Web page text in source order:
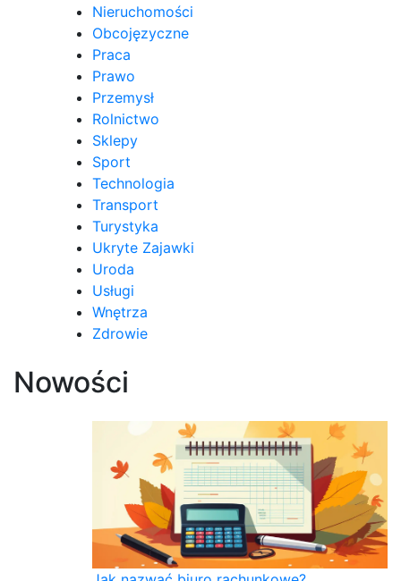
Nieruchomości
Obcojęzyczne
Praca
Prawo
Przemysł
Rolnictwo
Sklepy
Sport
Technologia
Transport
Turystyka
Ukryte Zajawki
Uroda
Usługi
Wnętrza
Zdrowie
Nowości